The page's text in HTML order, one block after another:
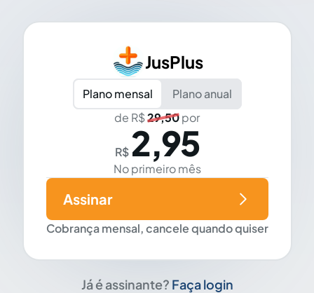
JusPlus
Plano mensal
Plano anual
de R$29,50por
R$ 2,95
No primeiro mês
Cobrança mensal, cancele quando quiser
Assinar
Já é assinante? Faça login